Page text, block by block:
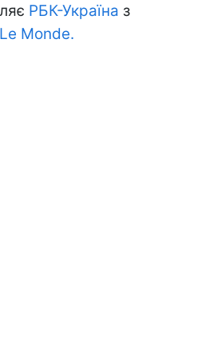
РБК-Україна з
Le Monde.